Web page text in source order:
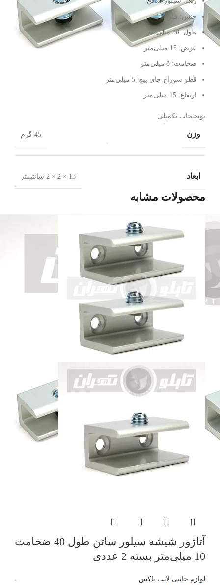
جنس: فلز
طول: 30 میلی‌متر
عرض: 15 میلی‌متر
ضخامت: 8 میلی‌متر
قطر سوراخ جای پیچ: 5 میلی‌متر
ارتفاع: 15 میلی‌متر
توضیحات تکمیلی
وزن 45 گرم
ابعاد 13 × 2 × 2 سانتیمتر
محصولات مشابه
آتاژور شیشه سیلور ساتن طول 40 ضخامت
10 میلی‌متر بسته 2 عددی
لوازم جانبی لایت باکس